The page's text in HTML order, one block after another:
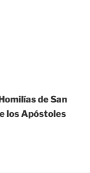
de San
los Apóstoles